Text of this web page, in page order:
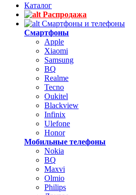
Каталог
Распродажа
Смартфоны и телефоны
Смартфоны
Apple
Xiaomi
Samsung
BQ
Realme
Tecno
Oukitel
Blackview
Infinix
Ulefone
Honor
Мобильные телефоны
Nokia
BQ
Maxvi
Olmio
Philips